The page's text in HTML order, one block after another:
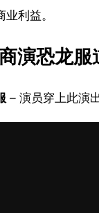
利益。
演恐龙服
– 演员穿上此演